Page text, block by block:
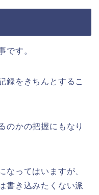
です。
録をきちんとするこ
のかの把握にもなり
なってはいますが、
書き込みたくない派